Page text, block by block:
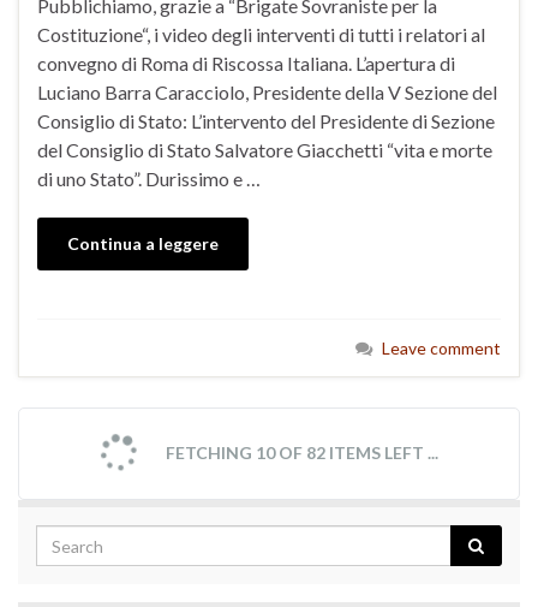
Pubblichiamo, grazie a “Brigate Sovraniste per la
Costituzione“, i video degli interventi di tutti i relatori al
convegno di Roma di Riscossa Italiana. L’apertura di
Luciano Barra Caracciolo, Presidente della V Sezione del
Consiglio di Stato: L’intervento del Presidente di Sezione
del Consiglio di Stato Salvatore Giacchetti “vita e morte
di uno Stato”. Durissimo e …
Continua a leggere
Leave comment
FETCHING 10 OF 82 ITEMS LEFT ...